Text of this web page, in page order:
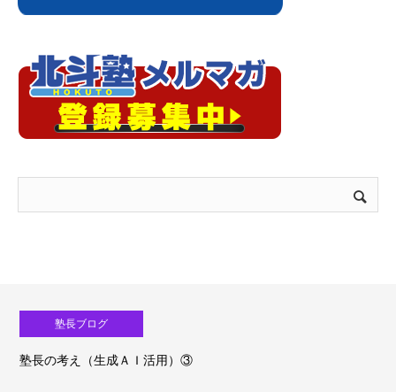
塾長ブログ
塾長の考え（生成ＡＩ活用）③